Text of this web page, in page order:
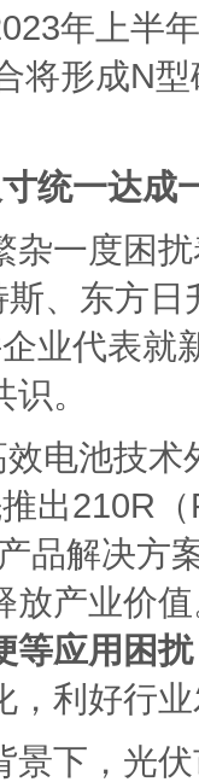
年上半
将形成N
统一达成
杂一度困
、东方
业代表就
。
电池技
出210R
品解决方
放产业价
等应用困
，利好行
景下，光